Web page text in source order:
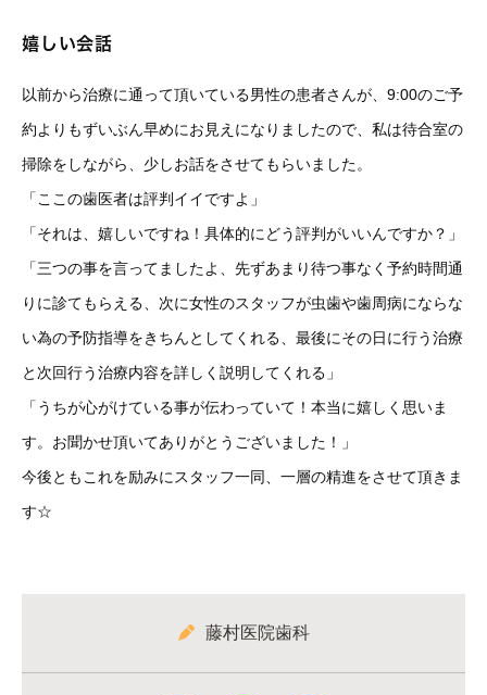
嬉しい会話
以前から治療に通って頂いている男性の患者さんが、9:00のご予
約よりもずいぶん早めにお見えになりましたので、私は待合室の
掃除をしながら、少しお話をさせてもらいました。
「ここの歯医者は評判イイですよ」
「それは、嬉しいですね！具体的にどう評判がいいんですか？」
「三つの事を言ってましたよ、先ずあまり待つ事なく予約時間通
りに診てもらえる、次に女性のスタッフが虫歯や歯周病にならな
い為の予防指導をきちんとしてくれる、最後にその日に行う治療
と次回行う治療内容を詳しく説明してくれる」
「うちが心がけている事が伝わっていて！本当に嬉しく思いま
す。お聞かせ頂いてありがとうございました！」
今後ともこれを励みにスタッフ一同、一層の精進をさせて頂きま
す☆
藤村医院歯科